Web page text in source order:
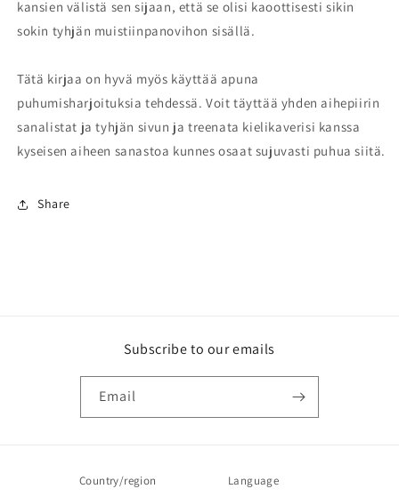
kansien välistä sen sijaan, että se olisi kaoottisesti sikin
sokin tyhjän muistiinpanovihon sisällä.
Tätä kirjaa on hyvä myös käyttää apuna
puhumisharjoituksia tehdessä. Voit täyttää yhden aihepiirin
sanalistat ja tyhjän sivun ja treenata kielikaverisi kanssa
kyseisen aiheen sanastoa kunnes osaat sujuvasti puhua siitä.
Share
Subscribe to our emails
Email
Country/region Language